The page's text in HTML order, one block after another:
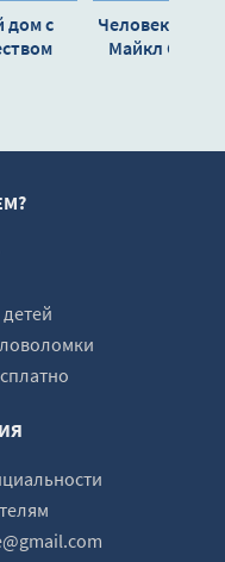
дом с
Человек из
Майкл